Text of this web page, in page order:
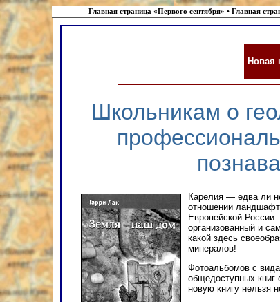
Главная страница «Первого сентября» • Главная
Новая
Школьникам о
Карелия — едва ли
отношении
Европейской
организованный и
какой здесь
минералов!
Фотоальбомов с
общедоступных
новую книгу нельзя